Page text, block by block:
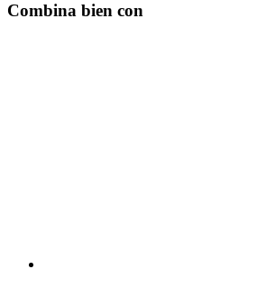
Combina bien con